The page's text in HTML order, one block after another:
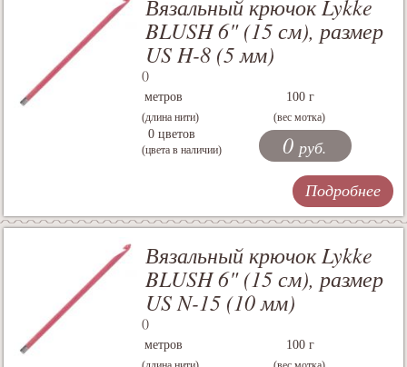
Вязальный крючок Lykke
BLUSH 6" (15 см), размер
US H-8 (5 мм)
()
метров
(длина нити)
100 г
(вес мотка)
0 цветов
(цвета в наличии) 0 руб.
Подробнее
Вязальный крючок Lykke
BLUSH 6" (15 см), размер
US N-15 (10 мм)
()
метров 100 г